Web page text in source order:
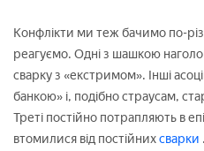
Конфлікти ми теж бачимо по-
реагуємо. Одні з шашкою
сварку з «екстримом». Інші
банкою» і, подібно страусам,
Треті постійно потрапляють в
втомилися від постійнихсварки